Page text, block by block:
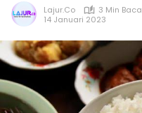
Lajur.co
3 Min Baca
14 Januari 2023